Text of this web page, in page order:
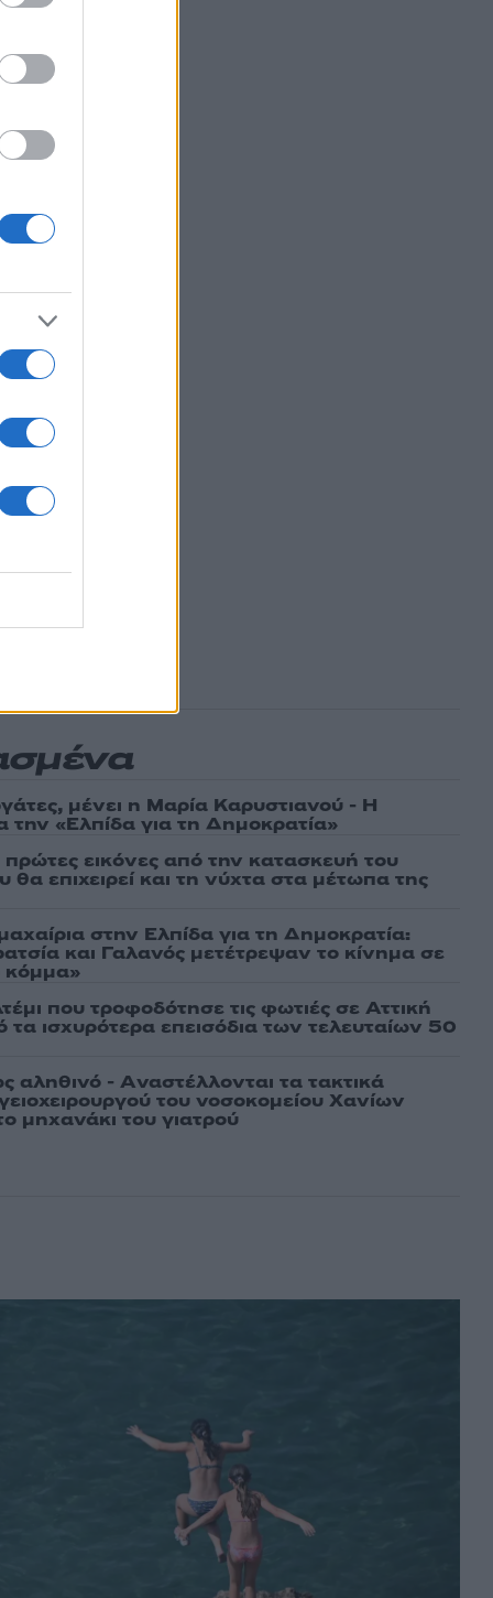
μένει η Μαρία Καρυστιανού - Η
την «Ελπίδα για τη Δημοκρατία»
εικόνες από την κατασκευή του
επιχειρεί και τη νύχτα στα μέτωπα της
στην Ελπίδα για τη Δημοκρατία:
και Γαλανός μετέτρεψαν το κίνημα σε
κόμμα»
που τροφοδότησε τις φωτιές σε Αττική
τα ισχυρότερα επεισόδια των τελευταίων 50
αληθινό - Aναστέλλονται τα τακτικά
του νοσοκομείου Χανίων
μηχανάκι του γιατρού